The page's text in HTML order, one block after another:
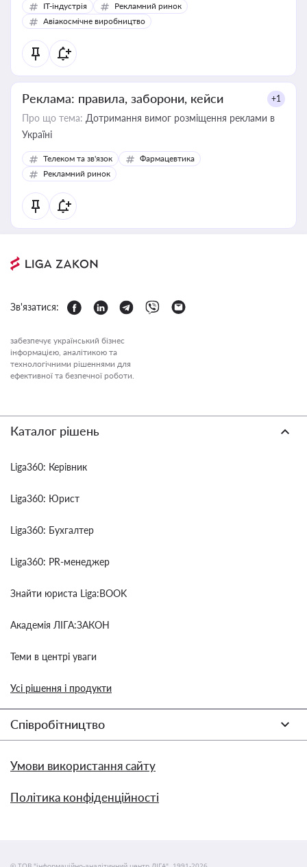
IT-індустрія
Рекламний ринок
Авіакосмічне виробництво
Реклама: правила, заборони, кейси +1
Про що тема: Дотримання вимог розміщення реклами в
Україні
Телеком та зв'язок
Фармацевтика
Рекламний ринок
Зв'язатися:
забезпечує український бізнес
інформацією, аналітикою та
технологічними рішеннями для
ефективної та безпечної роботи.
Каталог рішень
Liga360: Керівник
Liga360: Юрист
Liga360: Бухгалтер
Liga360: PR-менеджер
Знайти юриста Liga:BOOK
Академія ЛІГА:ЗАКОН
Теми в центрі уваги
Усі рішення і продукти
Співробітництво
Умови використання сайту
Політика конфіденційності